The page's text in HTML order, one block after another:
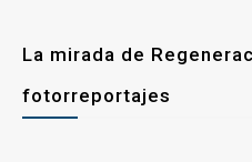
La mirada de
fotorreportajes